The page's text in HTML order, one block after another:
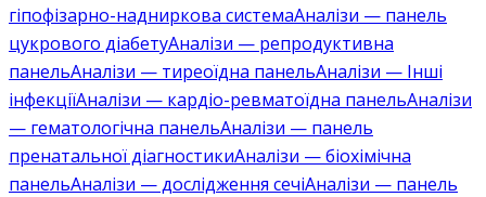
гіпофізарно-надниркова системаАналізи — панель
цукрового діабетуАналізи — репродуктивна
панельАналізи — тиреоїдна панельАналізи — Інші
інфекціїАналізи — кардіо-ревматоїдна панельАналізи
— гематологічна панельАналізи — панель
пренатальної діагностикиАналізи — біохімічна
панельАналізи — дослідження сечіАналізи — панель